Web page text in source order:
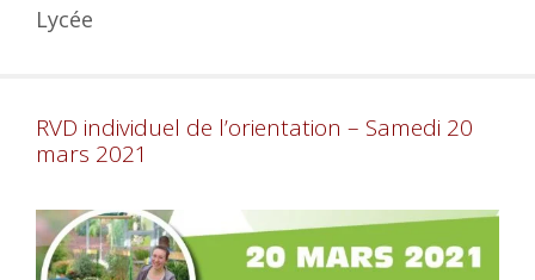
Lycée
RVD individuel de l’orientation – Samedi 20
mars 2021